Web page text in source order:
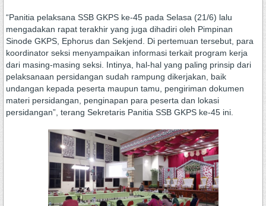
“Panitia pelaksana SSB GKPS ke-45 pada Selasa (21/6) lalu
mengadakan rapat terakhir yang juga dihadiri oleh Pimpinan
Sinode GKPS, Ephorus dan Sekjend. Di pertemuan tersebut, para
koordinator seksi menyampaikan informasi terkait program kerja
dari masing-masing seksi. Intinya, hal-hal yang paling prinsip dari
pelaksanaan persidangan sudah rampung dikerjakan, baik
undangan kepada peserta maupun tamu, pengiriman dokumen
materi persidangan, penginapan para peserta dan lokasi
persidangan”, terang Sekretaris Panitia SSB GKPS ke-45 ini.